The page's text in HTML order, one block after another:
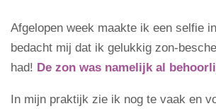
Afgelopen week maakte ik een selfie
bedacht mij dat ik gelukkig zon-
had! De zon was namelijk al
In mijn praktijk zie ik nog te vaak en